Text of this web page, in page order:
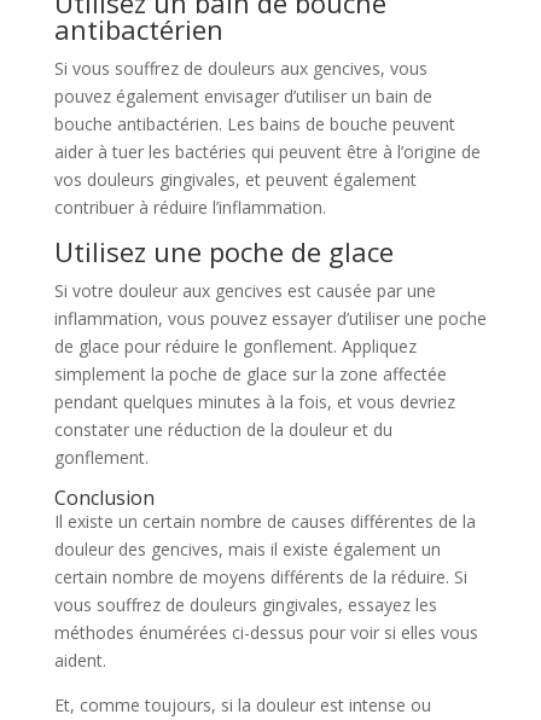
antibactérien
Si vous souffrez de douleurs aux gencives, vous
pouvez également envisager d’utiliser un bain de
bouche antibactérien. Les bains de bouche peuvent
aider à tuer les bactéries qui peuvent être à l’origine de
vos douleurs gingivales, et peuvent également
contribuer à réduire l’inflammation.
Utilisez une poche de glace
Si votre douleur aux gencives est causée par une
inflammation, vous pouvez essayer d’utiliser une poche
de glace pour réduire le gonflement. Appliquez
simplement la poche de glace sur la zone affectée
pendant quelques minutes à la fois, et vous devriez
constater une réduction de la douleur et du
gonflement.
Conclusion
Il existe un certain nombre de causes différentes de la
douleur des gencives, mais il existe également un
certain nombre de moyens différents de la réduire. Si
vous souffrez de douleurs gingivales, essayez les
méthodes énumérées ci-dessus pour voir si elles vous
aident.
Et, comme toujours, si la douleur est intense ou